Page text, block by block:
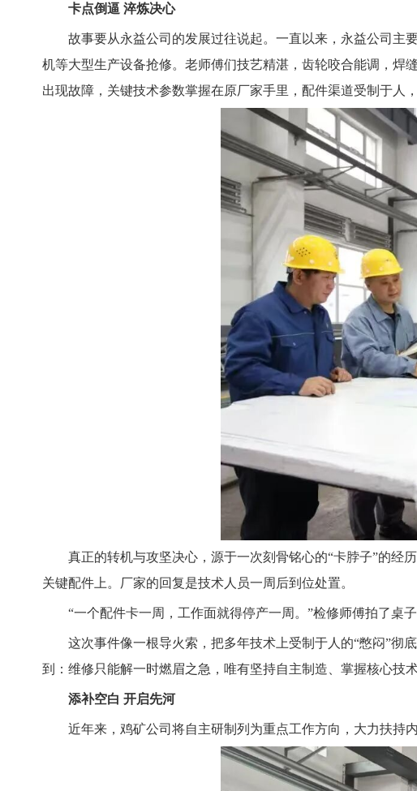
卡点倒逼 淬炼决心
故事要从永益公司的发展过往说起。一直以来，永益公司主
机等大型生产设备抢修。老师傅们技艺精湛，齿轮咬合能调，焊
出现故障，关键技术参数掌握在原厂家手里，配件渠道受制于人
真正的转机与攻坚决心，源于一次刻骨铭心的“卡脖子”的经
关键配件上。厂家的回复是技术人员一周后到位处置。
“一个配件卡一周，工作面就得停产一周。”检修师傅拍了桌
这次事件像一根导火索，把多年技术上受制于人的“憋闷”彻
到：维修只能解一时燃眉之急，唯有坚持自主制造、掌握核心技
添补空白 开启先河
近年来，鸡矿公司将自主研制列为重点工作方向，大力扶持